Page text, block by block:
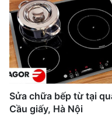
Sửa chữa bếp từ tại
Cầu giấy, Hà Nội